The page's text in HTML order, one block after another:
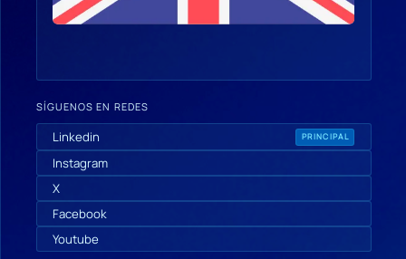
SÍGUENOS EN REDES
Linkedin PRINCIPAL
Instagram
X
Facebook
Youtube